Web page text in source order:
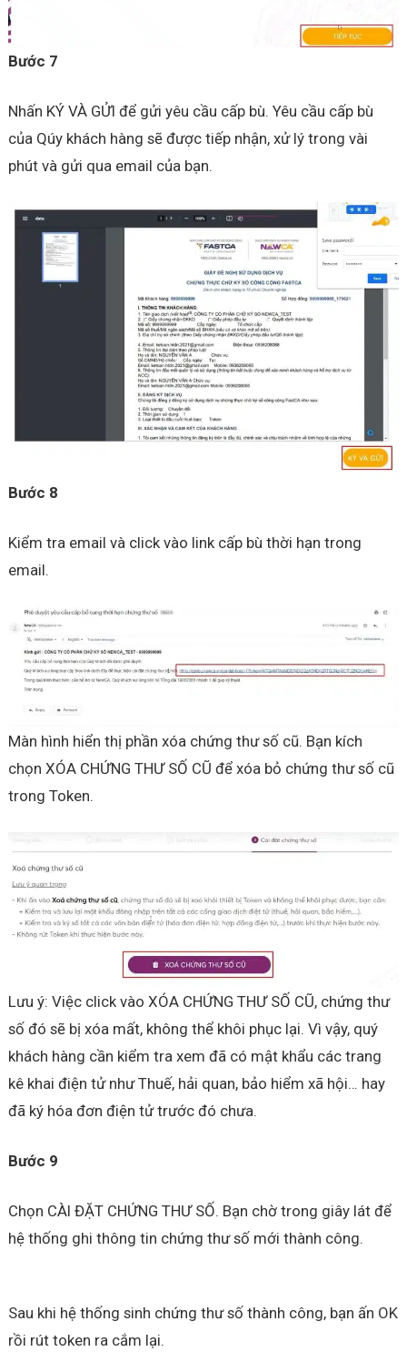
Bước 7
Nhấn KÝ VÀ GỬI để gửi yêu cầu cấp bù. Yêu cầu cấp bù
của Qúy khách hàng sẽ được tiếp nhận, xử lý trong vài
phút và gửi qua email của bạn.
Bước 8
Kiểm tra email và click vào link cấp bù thời hạn trong
email.
Màn hình hiển thị phần xóa chứng thư số cũ. Bạn kích
chọn XÓA CHỨNG THƯ SỐ CŨ để xóa bỏ chứng thư số cũ
trong Token.
Lưu ý: Việc click vào XÓA CHỨNG THƯ SỐ CŨ, chứng thư
số đó sẽ bị xóa mất, không thể khôi phục lại. Vì vậy, quý
khách hàng cần kiểm tra xem đã có mật khẩu các trang
kê khai điện tử như Thuế, hải quan, bảo hiểm xã hội… hay
đã ký hóa đơn điện tử trước đó chưa.
Bước 9
Chọn CÀI ĐẶT CHỨNG THƯ SỐ. Bạn chờ trong giây lát để
hệ thống ghi thông tin chứng thư số mới thành công.
Sau khi hệ thống sinh chứng thư số thành công, bạn ấn OK
rồi rút token ra cắm lại.